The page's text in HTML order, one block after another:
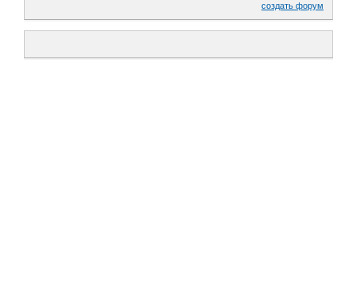
создать форум